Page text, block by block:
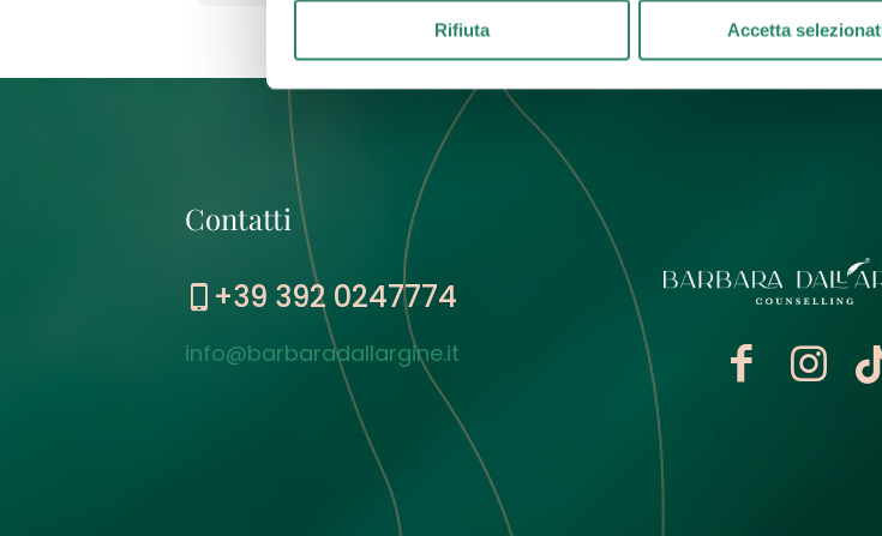
Rifiuta Accetta
Contatti
+39 392 0247774
info@barbaradallargine.it